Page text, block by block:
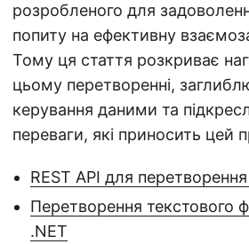
розробленого для
попиту на ефективну
Тому ця стаття розкриває
цьому перетворенні,
керування даними та
переваги, які приносить цей
REST API для
Перетворення текстового
.NET